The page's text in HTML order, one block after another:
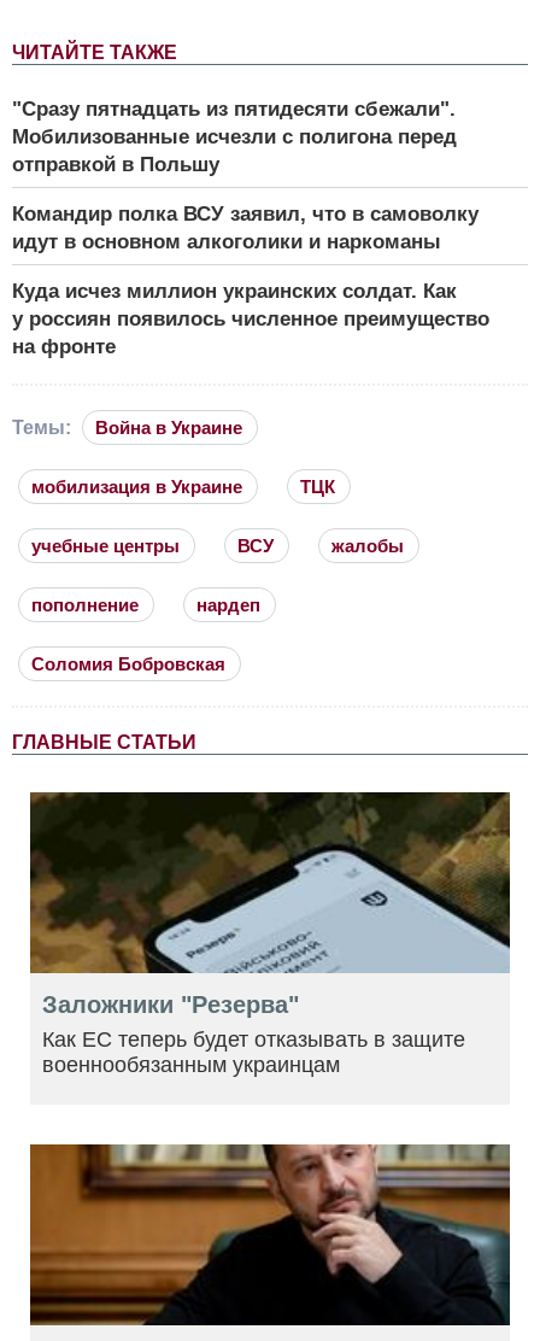
ЧИТАЙТЕ ТАКЖЕ
"Сразу пятнадцать из пятидесяти сбежали".
Мобилизованные исчезли с полигона перед
отправкой в Польшу
Командир полка ВСУ заявил, что в самоволку
идут в основном алкоголики и наркоманы
Куда исчез миллион украинских солдат. Как
у россиян появилось численное преимущество
на фронте
Темы: Война в Украине
мобилизация в Украине ТЦК
учебные центры ВСУ жалобы
пополнение нардеп
Соломия Бобровская
ГЛАВНЫЕ СТАТЬИ
Заложники "Резерва"
Как ЕС теперь будет отказывать в защите
военнообязанным украинцам